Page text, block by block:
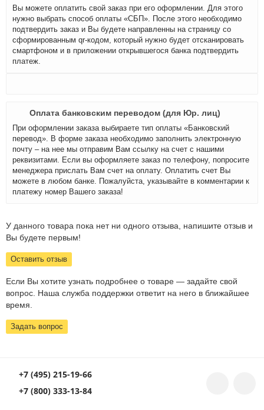
Вы можете оплатить свой заказ при его оформлении. Для этого
нужно выбрать способ оплаты «СБП». После этого необходимо
подтвердить заказ и Вы будете направленны на страницу со
сформированным qr-кодом, который нужно будет отсканировать
смартфоном и в приложении открывшегося банка подтвердить
платеж.
Оплата банковским переводом (для Юр. лиц)
При оформлении заказа выбираете тип оплаты «Банковский
перевод». В форме заказа необходимо заполнить электронную
почту – на нее мы отправим Вам ссылку на счет с нашими
реквизитами. Если вы оформляете заказ по телефону, попросите
менеджера прислать Вам счет на оплату. Оплатить счет Вы
можете в любом банке. Пожалуйста, указывайте в комментарии к
платежу номер Вашего заказа!
У данного товара пока нет ни одного отзыва, напишите отзыв и
Вы будете первым!
Оставить отзыв
Если Вы хотите узнать подробнее о товаре — задайте свой
вопрос. Наша служба поддержки ответит на него в ближайшее
время.
Задать вопрос
+7 (495) 215-19-66
+7 (800) 333-13-84